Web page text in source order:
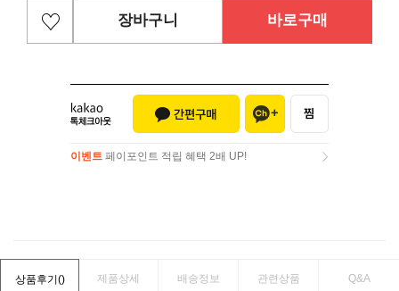
장바구니 바로구매
이벤트 페이포인트 적립 혜택 2배 UP!
상품후기() 제품상세 배송정보 관련상품 Q&A